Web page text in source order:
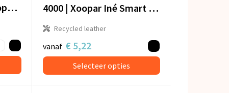
4009| Xoopar Eco Octopus Oplaadkabel Ocean Bound Plastic 4000 | Xoopar Iné Smart Charging cable with NFC
Recycled leather
vanaf € 5,22
Selecteer opties